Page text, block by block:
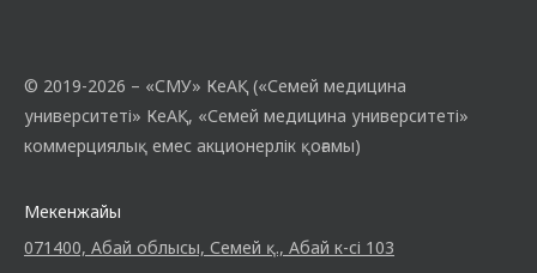
© 2019-2026 – «СМУ» КеАҚ («Семей медицина
университеті» КеАҚ, «Семей медицина университеті»
коммерциялық емес акционерлік қоғамы)
Мекенжайы
071400, Абай облысы, Семей қ., Абай к-сі 103